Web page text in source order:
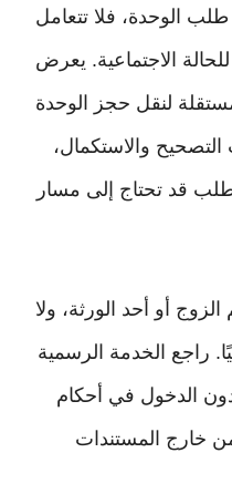
الوحدة، فلا تتعامل
للحالة الاجتماعية. يعرض
لنقل حجز الوحدة
والاستكمال،
قد تحتاج إلى مسار
أو أحد الورثة، ولا
راجع الخدمة الرسمية
الدخول في أحكام
خارج المستندات